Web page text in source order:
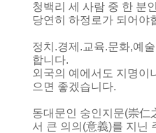
청백리 세 사람 중 한 분
당연히 하정로가 되어야
정치.경제.교육.문화,예
합니다.
외국의 예에서도 지명이
으면 좋겠습니다.
동대문인 숭인지문(崇仁
서 큰 의의(意義)를 지닌